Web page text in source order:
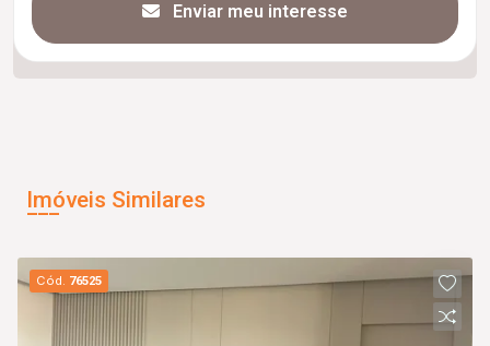
Enviar meu interesse
Imóveis Similares
Cód. 76525